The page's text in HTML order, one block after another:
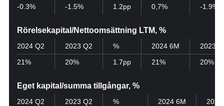
-0.3%
-1.5%
1.2pp
0,7%
-1.9%
Rörelsekapital/Nettoomsättning LTM, %
2024 Q2
21%
2023 Q2
20%
%
1.7pp
2024 6M
21%
2023
20%
Eget kapital/summa tillgångar, %
2024 Q2
2023 Q2
%
2024 6M